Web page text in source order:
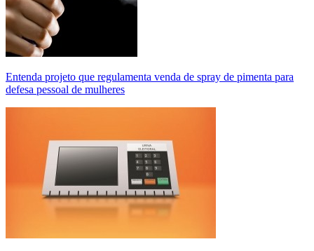
Entenda projeto que regulamenta venda de spray de pimenta para
defesa pessoal de mulheres